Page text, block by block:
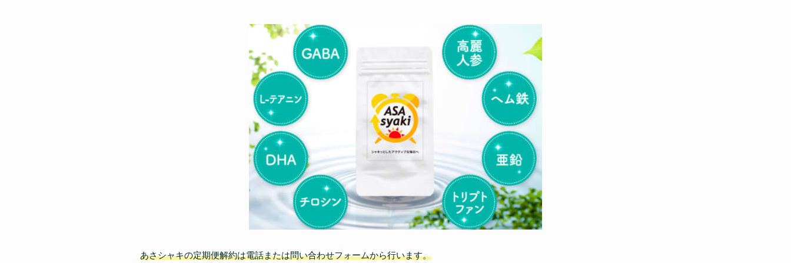
あさシャキの定期便解約は電話または問い合わせフォームから行います。